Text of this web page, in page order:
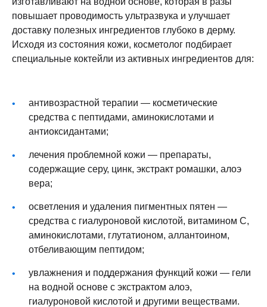
повышает проводимость ультразвука и улучшает
доставку полезных ингредиентов глубоко в дерму.
Исходя из состояния кожи, косметолог подбирает
специальные коктейли из активных ингредиентов для:
антивозрастной терапии — косметические
средства с пептидами, аминокислотами и
антиоксидантами;
лечения проблемной кожи — препараты,
содержащие серу, цинк, экстракт ромашки, алоэ
вера;
осветления и удаления пигментных пятен —
средства с гиалуроновой кислотой, витамином C,
аминокислотами, глутатионом, аллантоином,
отбеливающим пептидом;
увлажнения и поддержания функций кожи — гели
на водной основе с экстрактом алоэ,
гиалуроновой кислотой и другими веществами.